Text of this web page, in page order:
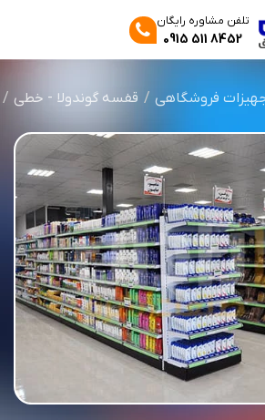
تلفن مشاوره رایگان
0915 511 8452
فروشگاهی قفسه‌ گوندولا - خطی